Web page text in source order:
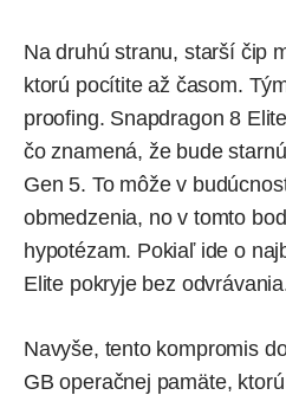
Na druhú stranu, starší čip
ktorú pocítite až časom.
proofing. Snapdragon 8
čo znamená, že bude
Gen 5. To môže v
obmedzenia, no v tomto
hypotézam. Pokiaľ ide o
Elite pokryje bez
Navyše, tento kompromis
GB operačnej pamäte,